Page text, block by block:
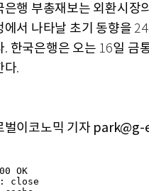
은행 부총재보는 외환시장
에서 나타날 초기 동향을 24
. 한국은행은 오는 16일 금
다.
벌이코노믹 기자